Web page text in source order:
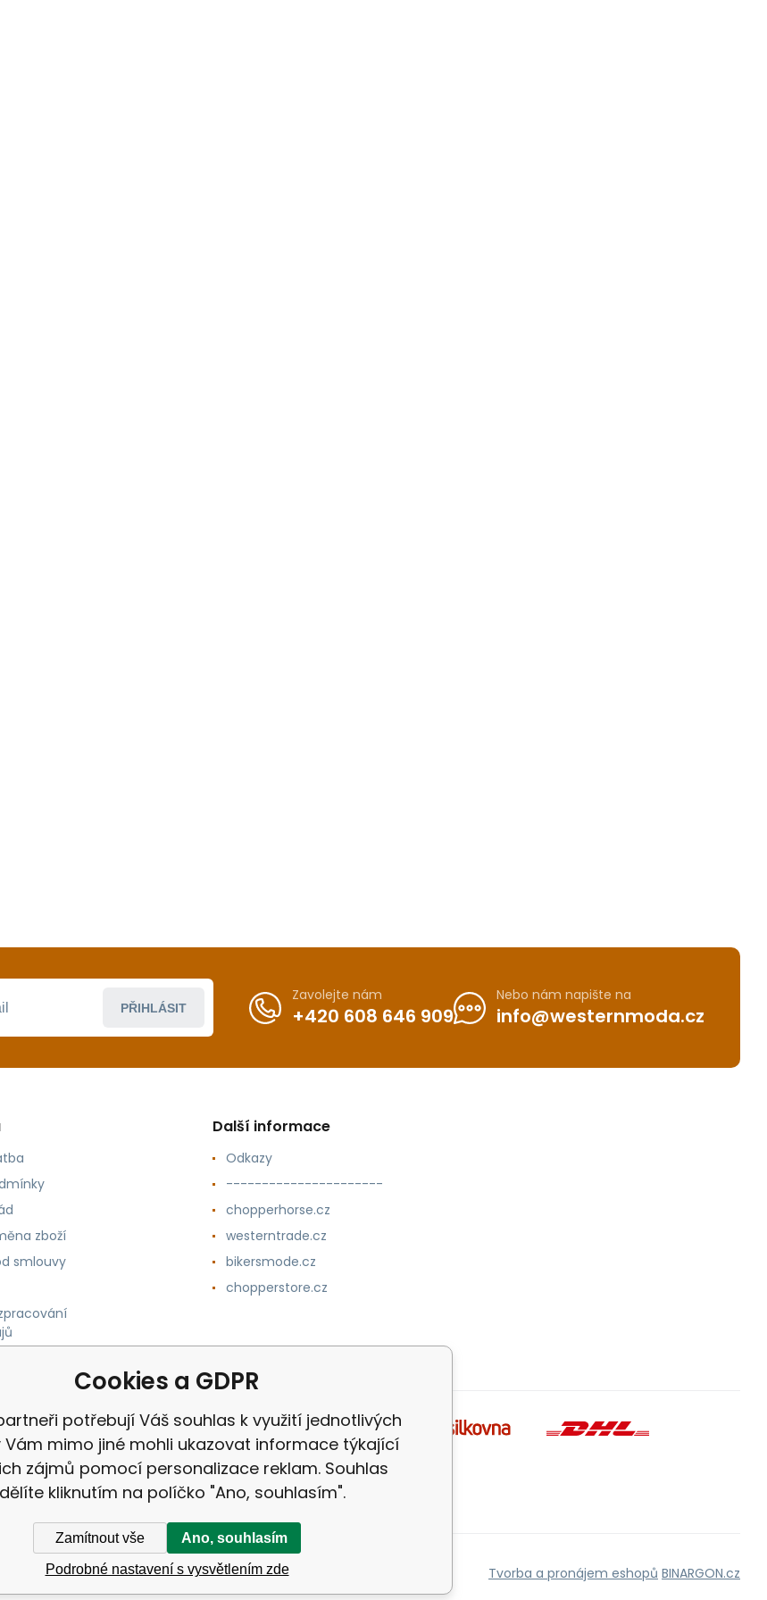
PŘIHLÁSIT
Zavolejte nám
+420 608 646 909
Nebo nám napište na
info@westernmoda.cz
zboží
smlouvy
Další informace
Odkazy
----------------------
chopperhorse.cz
westerntrade.cz
bikersmode.cz
chopperstore.cz
Tvorba a pronájem eshopů BINARGON.cz
Cookies a GDPR
potřebují Váš souhlas k využití jednotlivých
Vám mimo jiné mohli ukazovat informace týkající
zájmů pomocí personalizace reklam. Souhlas
kliknutím na políčko "Ano, souhlasím".
Zamítnout vše Ano, souhlasím
Podrobné nastavení s vysvětlením zde